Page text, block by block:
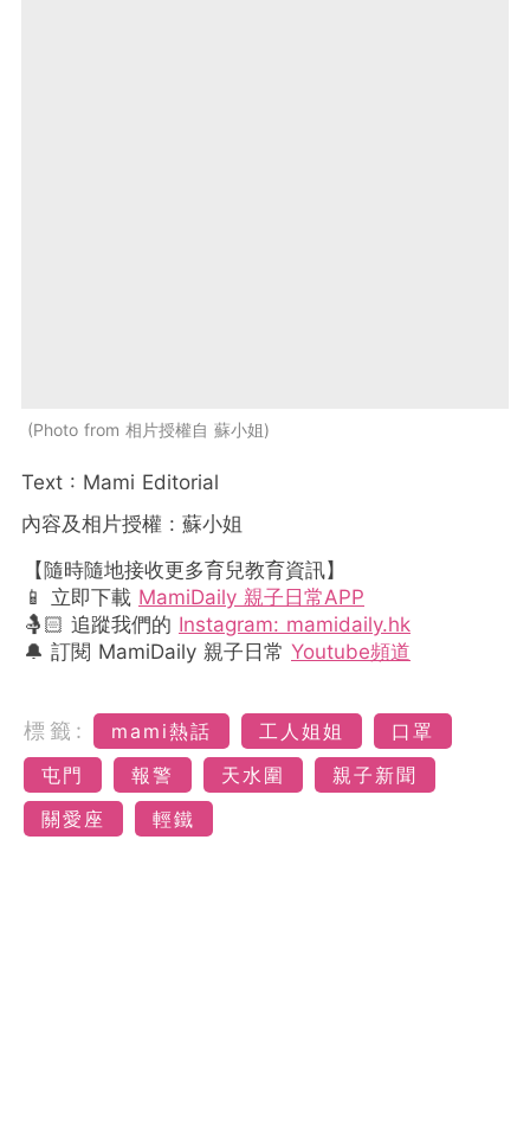
Photo from 相片授權自 蘇小姐
Text : Mami Editorial
內容及相片授權 : 蘇小姐
【隨時隨地接收更多育兒教育資訊】
📱 立即下載 MamiDaily 親子日常APP
🤱🏻 追蹤我們的 Instagram: mamidaily.hk
🔔 訂閱 MamiDaily 親子日常 Youtube頻道
標籤: mami熱話 工人姐姐
口罩
屯門
報警 天水圍
親子新聞
關愛座
輕鐵